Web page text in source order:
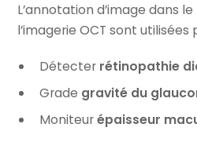
L’annotation d’image dans
l’imagerie OCT sont utilisées
Détecter rétinopathie
Grade gravité du
Moniteurépaisseur